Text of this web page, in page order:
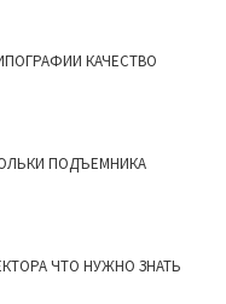
КАЧЕСТВО
ПОДЪЕМНИКА
ЧТО НУЖНО ЗНАТЬ